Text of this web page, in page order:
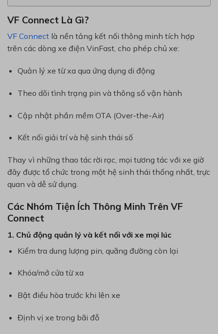
VF Connect Là Gì?
VF Connect là nền tảng kết nối thông minh tích hợp
trên các dòng xe điện VinFast, cho phép chủ xe:
Quản lý xe từ xa qua ứng dụng di động
Theo dõi tình trạng pin và thông số vận hành
Cập nhật phần mềm OTA (Over-the-Air)
Kết nối giải trí và hệ sinh thái số
Thay vì những thao tác rời rạc, mọi tương tác với xe giờ
đây được tổ chức trong một hệ sinh thái thống nhất, trực
quan và dễ sử dụng.
Các Nhóm Tiện Ích Thông Minh Trên VF
Connect
1. Chủ động quản lý và kết nối với xe mọi lúc
Kiểm tra dung lượng pin, quãng đường còn lại
Khóa/mở cửa từ xa
Bật điều hòa trước khi lên xe
Định vị xe trong bãi đỗ